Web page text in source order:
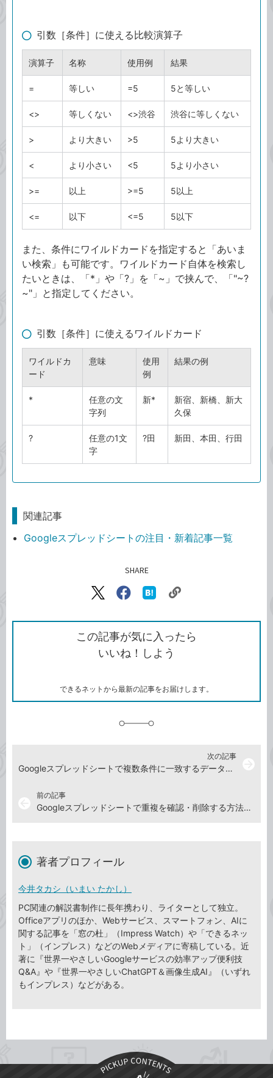
引数［条件］に使える比較演算子
演算子 名称 使用例 結果
= 等しい =5 5と等しい
<> 等しくない <>渋谷 渋谷に等しくない
> より大きい >5 5より大きい
< より小さい <5 5より小さい
>= 以上 >=5 5以上
<= 以下 <=5 5以下
また、条件にワイルドカードを指定すると「あいま
い検索」も可能です。ワイルドカード自体を検索し
たいときは、「*」や「?」を「~」で挟んで、「"~?
~"」と指定してください。
引数［条件］に使えるワイルドカード
ワイルドカ
ード
意味
使用
例
結果の例
*
任意の文
字列
新*
新宿、新橋、新大
久保
?
任意の1文
字
?田 新田、本田、行田
関連記事
Googleスプレッドシートの注目・新着記事一覧
SHARE
X（旧
で
シ
ェ
ア
Facebook
シ
ェ
ア
な
ブ
ッ
ク
ク
ク
を
コ
この記事が気に入ったら
いいね！しよう
できるネットから最新の記事をお届けします。
前の記事
Googleスプレッドシートで重複を確認・削除する方法。COUNTIF、UNIQUE、データクリーンアップを活用
次の記事
Googleスプレッドシートで複数条件に一致するデータを合計。SUMIFS関数の使い方
著者プロフィール
今井タカシ（いまい たかし）
PC関連の解説書制作に長年携わり、ライターとして独立。
Officeアプリのほか、Webサービス、スマートフォン、AIに
関する記事を「窓の杜」（Impress Watch）や「できるネッ
ト」（インプレス）などのWebメディアに寄稿している。近
著に『世界一やさしいGoogleサービスの効率アップ便利技
Q&A』や『世界一やさしいChatGPT＆画像生成AI』（いずれ
もインプレス）などがある。